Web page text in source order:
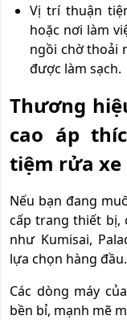
Vị trí thuận
hoặc nơi làm
ngồi chờ thoải
được làm sạch.
Thương
cao áp
tiệm rửa xe
Nếu bạn đang
cấp trang thiết bị,
như Kumisai,
lựa chọn hàng đầu.
Các dòng máy
bền bỉ, mạnh mẽ